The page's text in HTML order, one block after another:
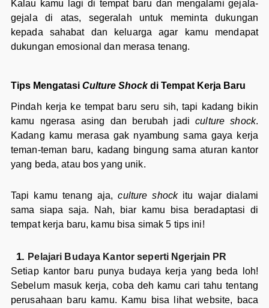
Kalau kamu lagi di tempat baru dan mengalami gejala-
gejala di atas, segeralah untuk meminta dukungan
kepada sahabat dan keluarga agar kamu mendapat
dukungan emosional dan merasa tenang.
Tips Mengatasi Culture Shockdi Tempat Kerja Baru
Pindah kerja ke tempat baru seru sih, tapi kadang bikin
kamu ngerasa asing dan berubah jadiculture shock.
Kadang kamu merasa gak nyambung sama gaya kerja
teman-teman baru, kadang bingung sama aturan kantor
yang beda, atau bos yang unik.
Tapi kamu tenang aja,culture shock itu wajar dialami
sama siapa saja. Nah, biar kamu bisa beradaptasi di
tempat kerja baru, kamu bisa simak 5 tips ini!
Pelajari Budaya Kantor seperti Ngerjain PR
Setiap kantor baru punya budaya kerja yang beda loh!
Sebelum masuk kerja, coba deh kamu cari tahu tentang
perusahaan baru kamu. Kamu bisa lihat website, baca